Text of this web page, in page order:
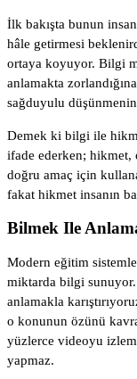
İlk bakışta bunun
hâle getirmesi
ortaya koyuyor. Bilgi
anlamakta
sağduyulu
Demek ki bilgi ile
ifade ederken;
doğru amaç için
fakat hikmet insanın
Bilmek Ile
Modern eğitim
miktarda bilgi
anlamakla
o konunun özünü
yüzlerce videoyu
yapmaz.